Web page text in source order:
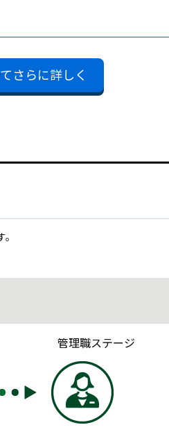
さらに詳しく
管理職ステージ